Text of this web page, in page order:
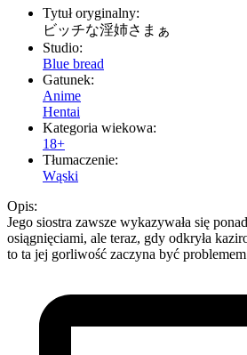
Tytuł oryginalny:
ビッチな淫姉さまぁ
Studio:
Blue bread
Gatunek:
Anime
Hentai
Kategoria wiekowa:
18+
Tłumaczenie:
Wąski
Opis:
Jego siostra zawsze wykazywała się
osiągnięciami, ale teraz, gdy odkryła
to ta jej gorliwość zaczyna być